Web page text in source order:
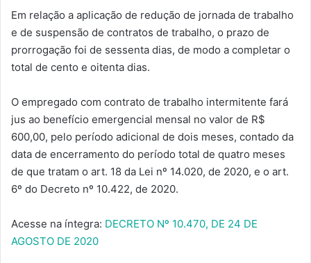
Em relação a aplicação de redução de jornada de trabalho
e de suspensão de contratos de trabalho, o prazo de
prorrogação foi de sessenta dias, de modo a completar o
total de cento e oitenta dias.
O empregado com contrato de trabalho intermitente fará
jus ao benefício emergencial mensal no valor de R$
600,00, pelo período adicional de dois meses, contado da
data de encerramento do período total de quatro meses
de que tratam o art. 18 da Lei nº 14.020, de 2020, e o art.
6º do Decreto nº 10.422, de 2020.
Acesse na íntegra: DECRETO Nº 10.470, DE 24 DE
AGOSTO DE 2020